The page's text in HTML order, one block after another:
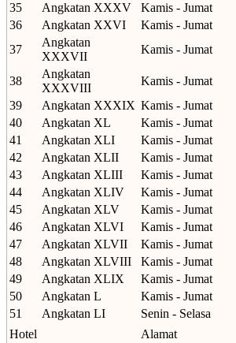
35
Angkatan XXXV Kamis - Jumat
36
Angkatan XXVI Kamis - Jumat
37
Angkatan
XXXVII
Kamis - Jumat
38
Angkatan
XXXVIII
Kamis - Jumat
39
Angkatan XXXIX Kamis - Jumat
40
Angkatan XL Kamis - Jumat
41
Angkatan XLI Kamis - Jumat
42
Angkatan XLII Kamis - Jumat
43
Angkatan XLIII Kamis - Jumat
44
Angkatan XLIV Kamis - Jumat
45
Angkatan XLV Kamis - Jumat
46
Angkatan XLVI Kamis - Jumat
47
Angkatan XLVII Kamis - Jumat
48
Angkatan XLVIII Kamis - Jumat
49
Angkatan XLIX Kamis - Jumat
50
Angkatan L Kamis - Jumat
51
Angkatan LI Senin - Selasa
Hotel
Alamat